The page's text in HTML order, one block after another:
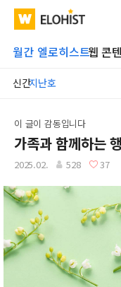
WATV Elohist-
Home
월간 엘로히스트웹 콘
신간지난호
Submit
이 글이 감동입니다
가족과 함께하는
2025.02. 528 37